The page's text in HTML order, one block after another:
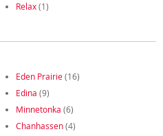
Relax(1)
Eden Prairie(16)
Edina (9)
Minnetonka (6)
Chanhassen(4)